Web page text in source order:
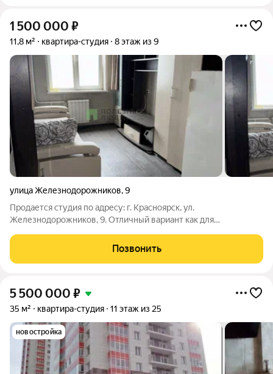
1 500 000 ₽
11,8 м² квартира-студия 8 этаж из 9
улица Железнодорожников,9
Продается студия по адресу: г. Красноярск, ул.
Железнодорожников, 9. Отличный вариант как для
расположен в районе с развитой инфраструктурой: в шаговой
доступности магазины, супермаркеты,
Позвонить
5 500 000 ₽
35 м² квартира-студия 11 этаж из 25
новостройка